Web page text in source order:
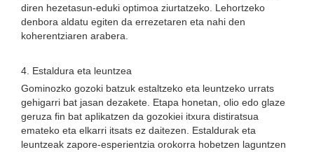
diren hezetasun-eduki optimoa ziurtatzeko. Lehortzeko
denbora aldatu egiten da errezetaren eta nahi den
koherentziaren arabera.
4. Estaldura eta leuntzea
Gominozko gozoki batzuk estaltzeko eta leuntzeko urrats
gehigarri bat jasan dezakete. Etapa honetan, olio edo glaze
geruza fin bat aplikatzen da gozokiei itxura distiratsua
emateko eta elkarri itsats ez daitezen. Estaldurak eta
leuntzeak zapore-esperientzia orokorra hobetzen laguntzen